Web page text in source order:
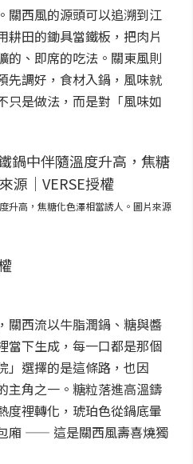
關西風的源頭可以追溯到江
耕田的鋤具當鐵板，把肉片
的、即席的吃法。關東風則
先調好，食材入鍋，風味就
只是做法，而是對「風味如
升高，焦糖化色澤相當誘人。圖片來源
關西流以牛脂潤鍋、糖與醬
當下生成，每一口都是那個
」選擇的是這條路，也因
主角之一。糖粒落進高溫鑄
度裡轉化，琥珀色從鍋底暈
廂 —— 這是關西風壽喜燒獨